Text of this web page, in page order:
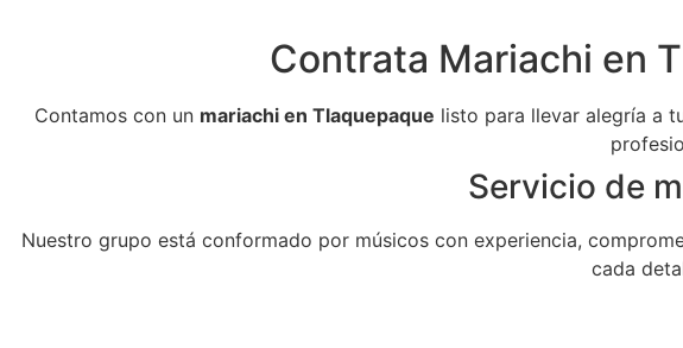
Contrata Mariachi en
Contamos con un mariachi en Tlaquepaque listo para llevar alegría a
Servicio de
Nuestro grupo está conformado por músicos con experiencia,
cada